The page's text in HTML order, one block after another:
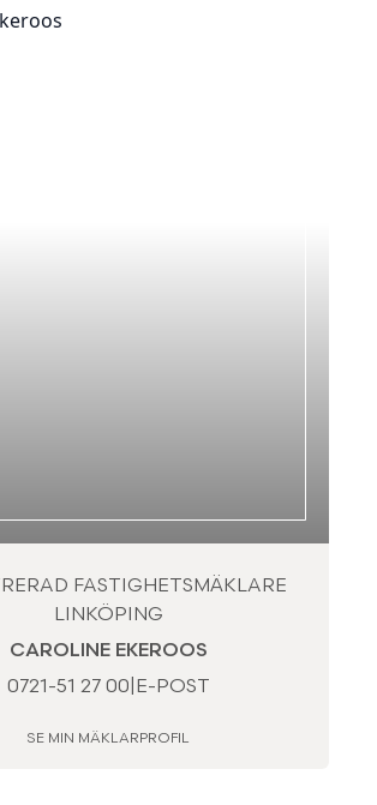
FASTIGHETSMÄKLARE
LINKÖPING
CAROLINE EKEROOS
0721-51 27 00 E-POST
SE MIN MÄKLARPROFIL